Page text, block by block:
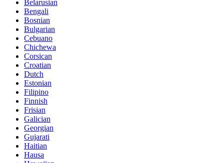
Belarusian
Bengali
Bosnian
Bulgarian
Cebuano
Chichewa
Corsican
Croatian
Dutch
Estonian
Filipino
Finnish
Frisian
Galician
Georgian
Gujarati
Haitian
Hausa